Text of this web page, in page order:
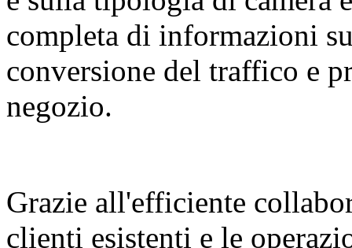
completa di informazioni
conversione del traffico e
negozio.
Grazie all'efficiente
clienti esistenti e le